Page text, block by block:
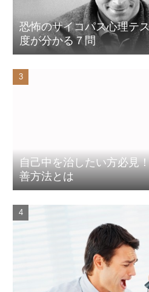
恐怖のサイコパス心理テ
度が分かる７問
自己中を治したい方必見
善方法とは